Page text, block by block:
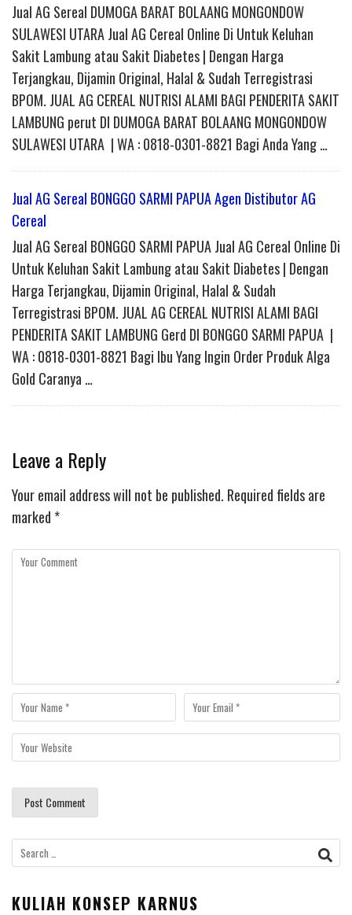
Jual AG Sereal DUMOGA BARAT BOLAANG MONGONDOW
SULAWESI UTARA Jual AG Cereal Online Di Untuk Keluhan
Sakit Lambung atau Sakit Diabetes | Dengan Harga
Terjangkau, Dijamin Original, Halal & Sudah Terregistrasi
BPOM. JUAL AG CEREAL NUTRISI ALAMI BAGI PENDERITA SAKIT
LAMBUNG perut DI DUMOGA BARAT BOLAANG MONGONDOW
SULAWESI UTARA | WA : 0818-0301-8821 Bagi Anda Yang …
Jual AG Sereal BONGGO SARMI PAPUA Agen Distibutor AG
Cereal
Jual AG Sereal BONGGO SARMI PAPUA Jual AG Cereal Online Di
Untuk Keluhan Sakit Lambung atau Sakit Diabetes | Dengan
Harga Terjangkau, Dijamin Original, Halal & Sudah
Terregistrasi BPOM. JUAL AG CEREAL NUTRISI ALAMI BAGI
PENDERITA SAKIT LAMBUNG Gerd DI BONGGO SARMI PAPUA |
WA : 0818-0301-8821 Bagi Ibu Yang Ingin Order Produk Alga
Gold Caranya …
Leave a Reply
Your email address will not be published. Required fields are
marked *
Search
for:
KULIAH KONSEP KARNUS